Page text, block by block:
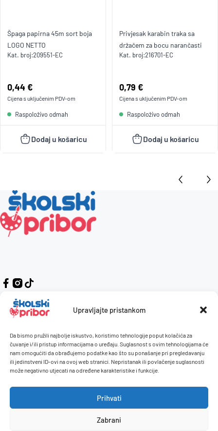
Upravljajte pristankom
Da bismo pružili najbolje iskustvo, koristimo tehnologije poput kolačića za
čuvanje i/ili pristup informacijama o uređaju. Suglasnost s ovim tehnologijama će
nam omogućiti da obrađujemo podatke kao što su ponašanje pri pregledavanju
ili jedinstveni ID-ovi na ovoj web stranici. Nepristanak ili povlačenje suglasnosti
može negativno utjecati na određene karakteristike i funkcije.
Prihvati
Zabrani
Špaga papirna 45m sort boja
LOGO NETTO
Kat. broj:209551-EC
Cijena:
0,44 €
Cijena s uključenim PDV-om
Raspoloživo odmah
Dodaj u košaricu
Privjesak karabin traka sa
držačem za bocu narančasti
Kat. broj:216701-EC
Cijena:
0,79 €
Cijena s uključenim PDV-om
Raspoloživo odmah
Dodaj u košaricu
Kontakt
O nama
Naručivanje i plaćanje
Uvjeti korištenja
Pravilnik giveaway
Politika privatnosti
Povrati / reklamacije